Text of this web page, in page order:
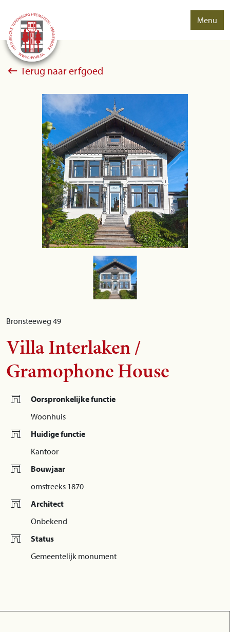
Menu
Terug naar erfgoed
Bronsteeweg 49
Villa Interlaken /
Gramophone House
Oorspronkelijke functie
Woonhuis
Huidige functie
Kantoor
Bouwjaar
omstreeks 1870
Architect
Onbekend
Status
Gemeentelijk monument